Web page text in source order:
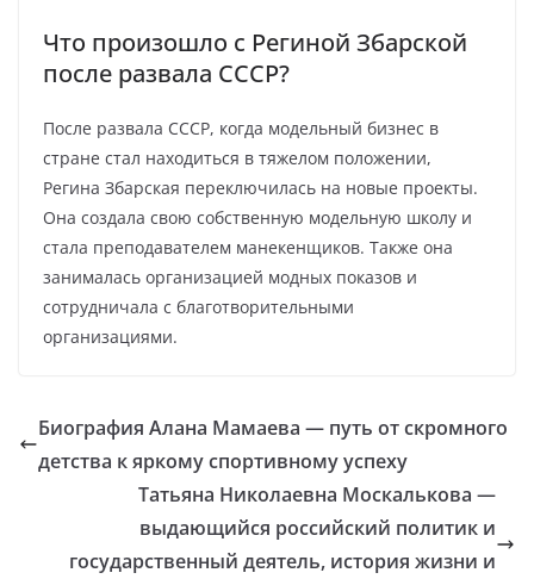
Что произошло с Региной Збарской
после развала СССР?
После развала СССР, когда модельный бизнес в
стране стал находиться в тяжелом положении,
Регина Збарская переключилась на новые проекты.
Она создала свою собственную модельную школу и
стала преподавателем манекенщиков. Также она
занималась организацией модных показов и
сотрудничала с благотворительными
организациями.
Биография Алана Мамаева — путь от скромного
детства к яркому спортивному успеху
Татьяна Николаевна Москалькова —
выдающийся российский политик и
государственный деятель, история жизни и